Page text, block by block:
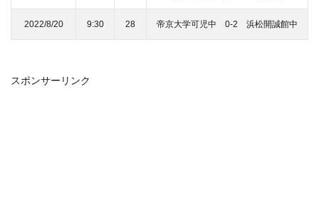
2022/8/20 9:30 28 帝京大学可児中 0-2 浜松開誠館中
スポンサーリンク